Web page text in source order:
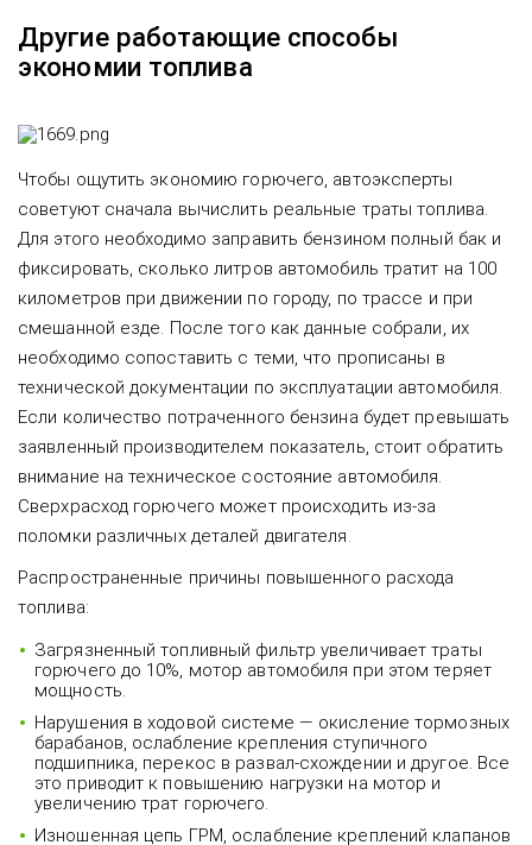
Другие работающие способы
экономии топлива
Чтобы ощутить экономию горючего, автоэксперты
советуют сначала вычислить реальные траты топлива.
Для этого необходимо заправить бензином полный бак и
фиксировать, сколько литров автомобиль тратит на 100
километров при движении по городу, по трассе и при
смешанной езде. После того как данные собрали, их
необходимо сопоставить с теми, что прописаны в
технической документации по эксплуатации автомобиля.
Если количество потраченного бензина будет превышать
заявленный производителем показатель, стоит обратить
внимание на техническое состояние автомобиля.
Сверхрасход горючего может происходить из-за
поломки различных деталей двигателя.
Распространенные причины повышенного расхода
топлива:
Загрязненный топливный фильтр увеличивает траты
горючего до 10%, мотор автомобиля при этом теряет
мощность.
Нарушения в ходовой системе — окисление тормозных
барабанов, ослабление крепления ступичного
подшипника, перекос в развал-схождении и другое. Все
это приводит к повышению нагрузки на мотор и
увеличению трат горючего.
Изношенная цепь ГРМ, ослабление креплений клапанов